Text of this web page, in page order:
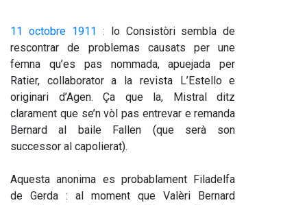
11 octobre 1911 : lo Consistòri sembla de
rescontrar de problemas causats per une
femna qu’es pas nommada, apuejada per
Ratier, collaborator a la revista L’Estello e
originari d’Agen. Ça que la, Mistral ditz
clarament que se’n vòl pas entrevar e remanda
Bernard al baile Fallen (que serà son
successor al capolierat).
Aquesta anonima es probablament Filadelfa
de Gerda : al moment que Valèri Bernard